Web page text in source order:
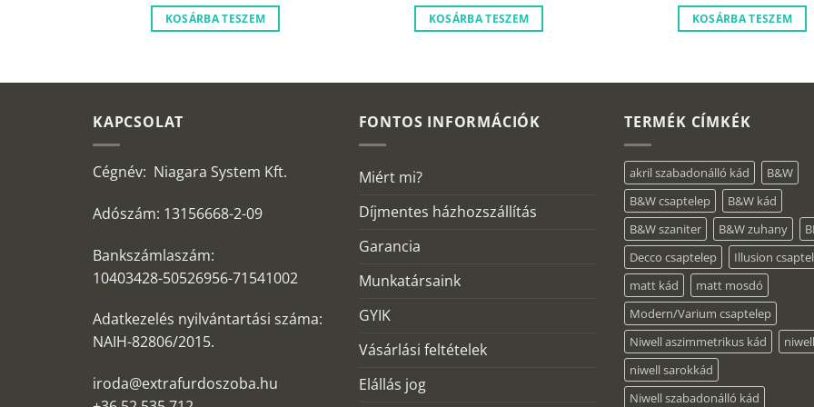
KOSÁRBA TESZEM KOSÁRBA TESZEM 500 Ft.
KOSÁRBA TESZEM
KAPCSOLAT
Cégnév: Niagara System Kft.
Adószám: 13156668-2-09
Bankszámlaszám:
10403428-50526956-71541002
Adatkezelés nyilvántartási száma:
NAIH-82806/2015.
iroda@extrafurdoszoba.hu
FONTOS INFORMÁCIÓK
Miért mi?
Díjmentes házhozszállítás
Garancia
Munkatársaink
GYIK
Vásárlási feltételek
Elállás jog
TERMÉK CÍMKÉK
akril szabadonálló kád
B&W
B&W csaptelep
B&W kád
B&W szaniter
B&W zuhany
Decco csaptelep
Illusion
matt kád
matt mosdó
Modern/Varium csaptelep
Niwell aszimmetrikus kád
niwell sarokkád
Niwell szabadonálló kád